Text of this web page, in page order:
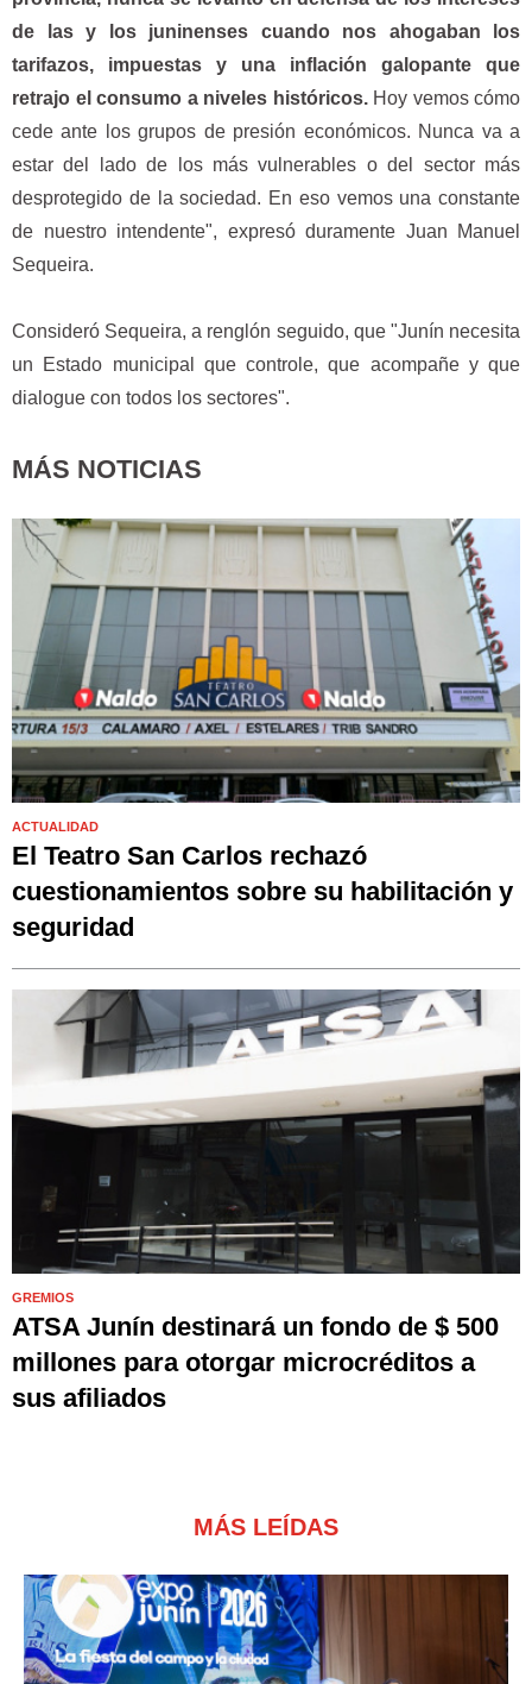
de las y los juninenses cuando nos ahogaban los
tarifazos, impuestas y una inflación galopante que
retrajo el consumo a niveles históricos.Hoy vemos cómo
cede ante los grupos de presión económicos. Nunca va a
estar del lado de los más vulnerables o del sector más
desprotegido de la sociedad. En eso vemos una constante
de nuestro intendente", expresó duramente Juan Manuel
Sequeira.
Consideró Sequeira, a renglón seguido, que "Junín necesita
un Estado municipal que controle, que acompañe y que
dialogue con todos los sectores".
MÁS NOTICIAS
ACTUALIDAD
El Teatro San Carlos rechazó
cuestionamientos sobre su habilitación y
seguridad
GREMIOS
ATSA Junín destinará un fondo de $ 500
millones para otorgar microcréditos a
sus afiliados
MÁS LEÍDAS